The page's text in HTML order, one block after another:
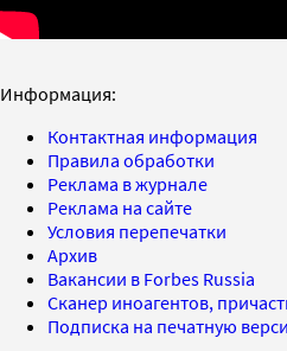
Информация:
Контактная информация
Правила обработки
Реклама в журнале
Реклама на сайте
Условия перепечатки
Архив
Вакансии в Forbes Russia
Сканер иноагентов,
Подписка на печатную